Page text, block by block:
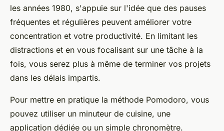
les années 1980, s'appuie sur l'idée que des pauses
fréquentes et régulières peuvent améliorer votre
concentration et votre productivité. En limitant les
distractions et en vous focalisant sur une tâche à la
fois, vous serez plus à même de terminer vos projets
dans les délais impartis.
Pour mettre en pratique la méthode Pomodoro, vous
pouvez utiliser un minuteur de cuisine, une
application dédiée ou un simple chronomètre.